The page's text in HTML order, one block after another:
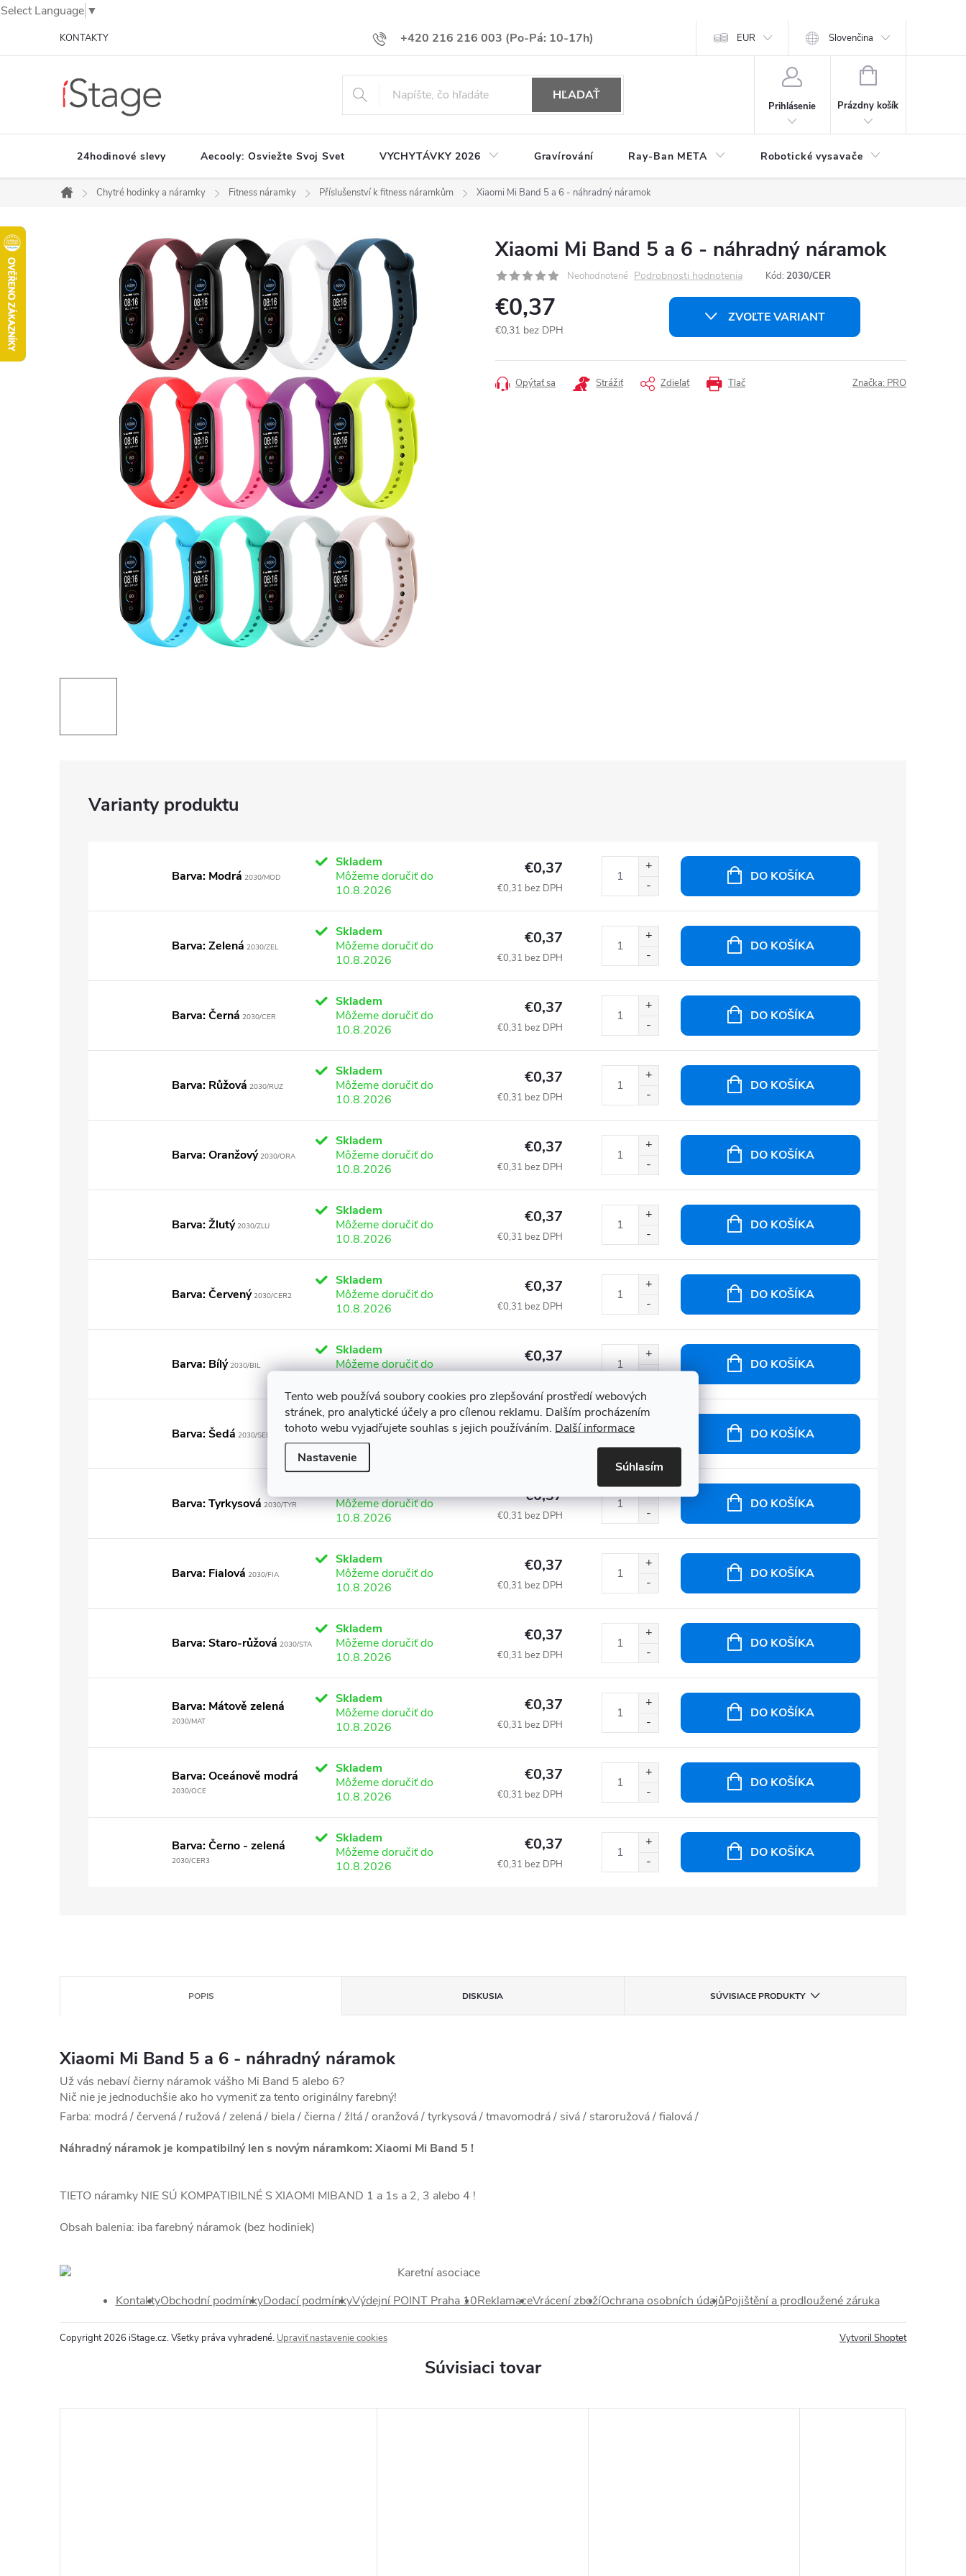
Select Language ▼
Tento web používá soubory cookies pro zlepšování prostředí webových
stránek, pro analytické účely a pro cílenou reklamu. Dalším procházením
tohoto webu vyjadřujete souhlas s jejich používáním. Další informace
Nastavenie
Súhlasím
+420 216 216 003
KONTAKTY EUR Slovenčina
HĽADAŤ
Prihlásenie
NÁKUPNÝ
Prázdny košík
24hodinové slevy Aecooly: Osviežte Svoj Svet VYCHYTÁVKY 2026 Gravírování Ray-Ban META Robotické vysavače
Domov
Chytré hodinky a náramky Fitness náramky Příslušenství k fitness náramkům Xiaomi Mi Band 5 a 6 - náhradný náramok
Xiaomi Mi Band 5 a 6 - náhradný náramok
Neohodnotené Podrobnosti hodnotenia Kód: 2030/CER
€0,37
€0,31 bez DPH
cena:
ZVOĽTE VARIANT
Tlač
Opýtať sa Strážiť Zdieľať Značka: PRO
Barva: Modrá 2030/MOD
Skladem
Môžeme doručiť do
10.8.2026
€0,37
€0,31 bez DPH
DO KOŠÍKA
Barva: Zelená 2030/ZEL
Skladem
Môžeme doručiť do
10.8.2026
€0,37
€0,31 bez DPH
DO KOŠÍKA
Barva: Černá 2030/CER
Skladem
Môžeme doručiť do
10.8.2026
€0,37
€0,31 bez DPH
DO KOŠÍKA
Barva: Růžová 2030/RUZ
Skladem
Môžeme doručiť do
10.8.2026
€0,37
€0,31 bez DPH
DO KOŠÍKA
Barva: Oranžový2030/ORA
Skladem
Môžeme doručiť do
10.8.2026
€0,37
€0,31 bez DPH
DO KOŠÍKA
Barva: Žlutý2030/ZLU
Skladem
Môžeme doručiť do
10.8.2026
€0,37
€0,31 bez DPH
DO KOŠÍKA
Barva: Červený2030/CER2
Skladem
Môžeme doručiť do
10.8.2026
€0,37
€0,31 bez DPH
DO KOŠÍKA
Barva: Bílý2030/BIL
Skladem
Môžeme doručiť do
€0,37 DO KOŠÍKA
Barva: Šedá 2030/SED
Skladem
Môžeme doručiť do
10.8.2026
€0,37 DO KOŠÍKA
Barva: Tyrkysová 2030/TYR
Môžeme doručiť do
10.8.2026
€0,37
€0,31 bez DPH
DO KOŠÍKA
Barva: Fialová 2030/FIA
Skladem
Môžeme doručiť do
10.8.2026
€0,37
€0,31 bez DPH
DO KOŠÍKA
Barva: Staro-růžová 2030/STA
Skladem
Môžeme doručiť do
10.8.2026
€0,37
€0,31 bez DPH
DO KOŠÍKA
Barva: Mátově zelená
2030/MAT
Skladem
Môžeme doručiť do
10.8.2026
€0,37
€0,31 bez DPH
DO KOŠÍKA
Barva: Oceánově modrá
2030/OCE
Skladem
Môžeme doručiť do
10.8.2026
€0,37
€0,31 bez DPH
DO KOŠÍKA
Barva: Černo - zelená
2030/CER3
Skladem
Môžeme doručiť do
10.8.2026
€0,37
€0,31 bez DPH
DO KOŠÍKA
POPIS DISKUSIA SÚVISIACE PRODUKTY
Xiaomi Mi Band 5 a 6 - náhradný náramok
Už vás nebaví čierny náramok vášho Mi Band 5 alebo 6?
Nič nie je jednoduchšie ako ho vymeniť za tento originálny farebný!
Farba: modrá / červená / ružová / zelená / biela / čierna / žltá / oranžová / tyrkysová / tmavomodrá / sivá / staroružová / fialová /
Náhradný náramok je kompatibilný len s novým náramkom: Xiaomi Mi Band 5 !
TIETO náramky NIE SÚ KOMPATIBILNÉ S XIAOMI MIBAND 1 a 1s a 2, 3 alebo 4 !
Obsah balenia: iba farebný náramok (bez hodiniek)
KontaktyObchodní podmínkyDodací podmínkyVýdejní POINT Praha 10ReklamaceVrácení zbožíOchrana osobních údajůPojištění a prodloužené záruka
Vytvoril Shoptet
Copyright 2026 iStage.cz. Všetky práva vyhradené. Upraviť nastavenie cookies
Súvisiaci tovar